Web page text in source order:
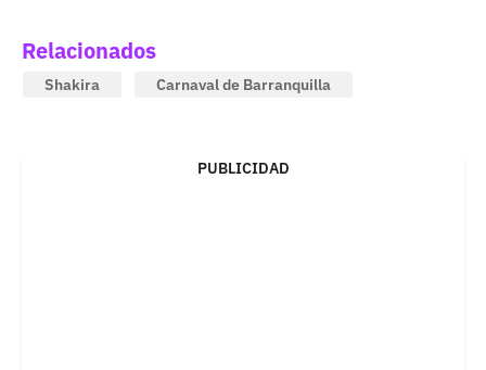
Relacionados
Shakira Carnaval de Barranquilla
PUBLICIDAD